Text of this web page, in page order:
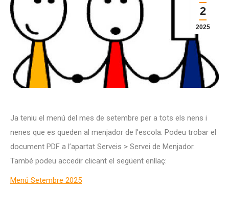
2
2025
Ja teniu el menú del mes de setembre per a tots els nens i
nenes que es queden al menjador de l’escola. Podeu trobar el
document PDF a l’apartat Serveis > Servei de Menjador.
També podeu accedir clicant el següent enllaç:
Menú Setembre 2025